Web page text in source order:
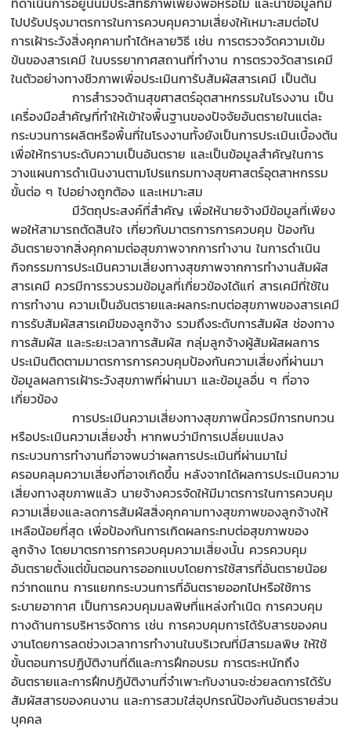
ไปปรับปรุงมาตรการในการควบคุมความเสี่ยงให้เหมาะสมต่อไป
การเฝ้าระวังสิ่งคุกคามทำได้หลายวิธี เช่น การตรวจวัดความเข้ม
ข้นของสารเคมี ในบรรยากาศสถานที่ทำงาน การตรวจวัดสารเคมี
ในตัวอย่างทางชีวภาพเพื่อประเมินการับสัมผัสสารเคมี เป็นต้น
การสำรวจด้านสุขศาสตร์อุตสาหกรรมในโรงงาน เป็น
เครื่องมือสำคัญที่ทำให้เข้าใจพื้นฐานของปัจจัยอันตรายในแต่ละ
กระบวนการผลิตหรือพื้นที่ในโรงงานทั้งยังเป็นการประเมินเบื้องต้น
เพื่อให้ทราบระดับความเป็นอันตราย และเป็นข้อมูลสำคัญในการ
วางแผนการดำเนินงานตามโปรแกรมทางสุขศาสตร์อุตสาหกรรม
ขั้นต่อ ๆ ไปอย่างถูกต้อง และเหมาะสม
มีวัตถุประสงค์ที่สำคัญ เพื่อให้นายจ้างมีข้อมูลที่เพียง
พอให้สามารถตัดสินใจ เกี่ยวกับมาตรการการควบคุม ป้องกัน
อันตรายจากสิ่งคุกคามต่อสุขภาพจากการทำงาน ในการดำเนิน
กิจกรรมการประเมินความเสี่ยงทางสุขภาพจากการทำงานสัมผัส
สารเคมี ควรมีการรวบรวมข้อมูลที่เกี่ยวข้องได้แก่ สารเคมีที่ใช้ใน
การทำงาน ความเป็นอันตรายและผลกระทบต่อสุขภาพของสารเคมี
การรับสัมผัสสารเคมีของลูกจ้าง รวมถึงระดับการสัมผัส ช่องทาง
การสัมผัส และระยะเวลาการสัมผัส กลุ่มลูกจ้างผู้สัมผัสผลการ
ประเมินติดตามมาตรการการควบคุมป้องกันความเสี่ยงที่ผ่านมา
ข้อมูลผลการเฝ้าระวังสุขภาพที่ผ่านมา และข้อมูลอื่น ๆ ที่อาจ
เกี่ยวข้อง
การประเมินความเสี่ยงทางสุขภาพนี้ควรมีการทบทวน
หรือประเมินความเสี่ยงซ้ำ หากพบว่ามีการเปลี่ยนแปลง
กระบวนการทำงานที่อาจพบว่าผลการประเมินที่ผ่านมาไม่
ครอบคลุมความเสี่ยงที่อาจเกิดขึ้น หลังจากได้ผลการประเมินความ
เสี่ยงทางสุขภาพแล้ว นายจ้างควรจัดให้มีมาตรการในการควบคุม
ความเสี่ยงและลดการสัมผัสสิ่งคุกคามทางสุขภาพของลูกจ้างให้
เหลือน้อยที่สุด เพื่อป้องกันการเกิดผลกระทบต่อสุขภาพของ
ลูกจ้าง โดยมาตรการการควบคุมความเสี่ยงนั้น ควรควบคุม
อันตรายตั้งแต่ขั้นตอนการออกแบบโดยการใช้สารที่อันตรายน้อย
กว่าทดแทน การแยกกระบวนการที่อันตรายออกไปหรือใช้การ
ระบายอากาศ เป็นการควบคุมมลพิษที่แหล่งกำเนิด การควบคุม
ทางด้านการบริหารจัดการ เช่น การควบคุมการได้รับสารของคน
งานโดยการลดช่วงเวลาการทำงานในบริเวณที่มีสารมลพิษ ให้ใช้
ขั้นตอนการปฏิบัติงานที่ดีและการฝึกอบรม การตระหนักถึง
อันตรายและการฝึกปฏิบัติงานที่จำเพาะกับงานจะช่วยลดการได้รับ
สัมผัสสารของคนงาน และการสวมใส่อุปกรณ์ป้องกันอันตรายส่วน
บุคคล